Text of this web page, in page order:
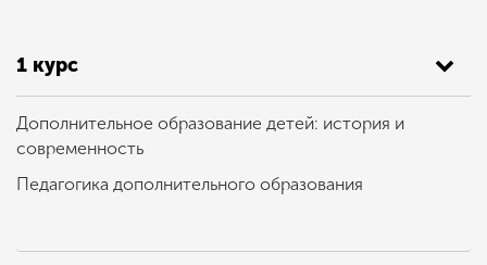
1 курс
Дополнительное образование детей: история и
современность
Педагогика дополнительного образования